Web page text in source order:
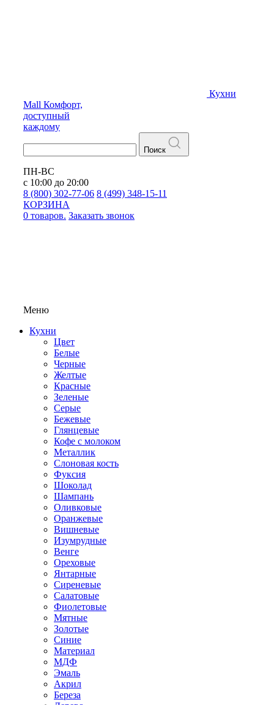
Кухни
Mall Комфорт,
доступный
каждому
Поиск
ПН-ВС
с 10:00 до 20:00
8 (800) 302-77-06 8 (499) 348-15-11
КОРЗИНА
0 товаров. Заказать звонок
Меню
Кухни
Цвет
Белые
Черные
Желтые
Красные
Зеленые
Серые
Бежевые
Глянцевые
Кофе с молоком
Металлик
Слоновая кость
Фуксия
Шоколад
Шампань
Оливковые
Оранжевые
Вишневые
Изумрудные
Венге
Ореховые
Янтарные
Сиреневые
Салатовые
Фиолетовые
Мятные
Золотые
Синие
Материал
МДФ
Эмаль
Акрил
Береза